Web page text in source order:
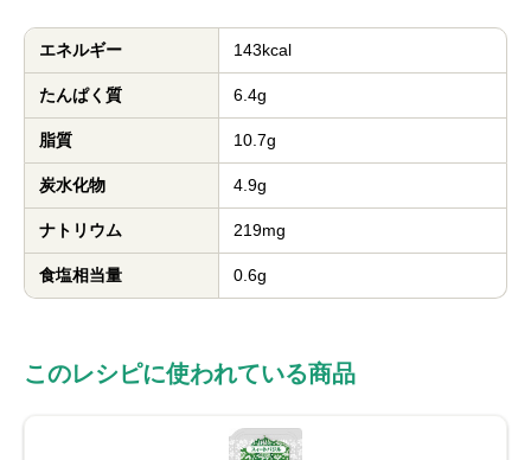
エネルギー 143kcal
たんぱく質 6.4g
脂質 10.7g
炭水化物 4.9g
ナトリウム 219mg
食塩相当量 0.6g
このレシピに使われている商品